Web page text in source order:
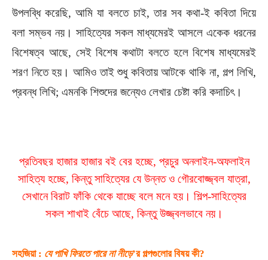
উপলব্ধি করেছি, আমি যা বলতে চাই, তার সব কথা-ই কবিতা দিয়ে
বলা সম্ভব নয়। সাহিত্যের সকল মাধ্যমেরই আসলে একেক ধরনের
বিশেষত্ব আছে, সেই বিশেষ কথাটা বলতে হলে বিশেষ মাধ্যমেরই
শরণ নিতে হয়। আমিও তাই শুধু কবিতায় আটকে থাকি না, গল্প লিখি,
প্রবন্ধ লিখি; এমনকি শিশুদের জন্যেও লেখার চেষ্টা করি কদাচিৎ।
প্রতিবছর হাজার হাজার বই বের হচ্ছে, প্রচুর অনলাইন-অফলাইন
সাহিত্য হচ্ছে, কিন্তু সাহিত্যের যে উন্নত ও গৌরবোজ্জ্বল যাত্রা,
সেখানে বিরাট ফাঁকি থেকে যাচ্ছে বলে মনে হয়। শিল্প-সাহিত্যের
সকল শাখাই বেঁচে আছে, কিন্তু উজ্জ্বলভাবে নয়।
সহজিয়া : যে পাখি ফিরতে পারে না নীড়ে’র গল্পগুলোর বিষয় কী?